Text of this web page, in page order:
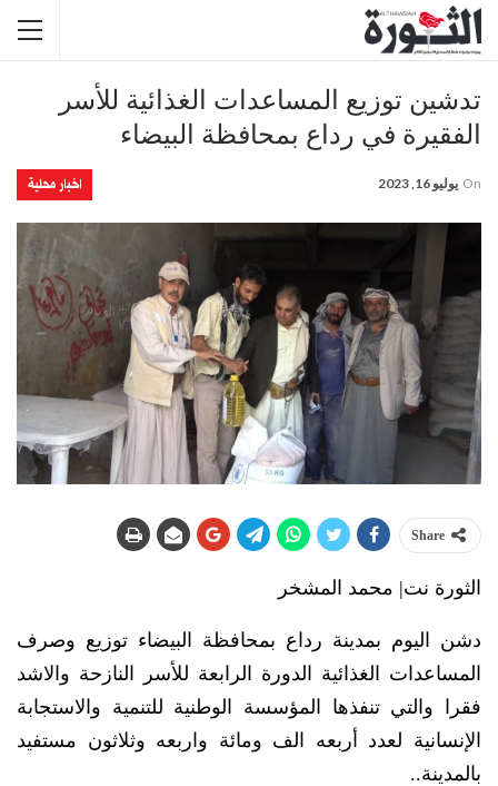
تدشين توزيع المساعدات الغذائية للأسر
الفقيرة في رداع بمحافظة البيضاء
اخبار محلية On يوليو 16, 2023
Share
الثورة نت| محمد المشخر
دشن اليوم بمدينة رداع بمحافظة البيضاء توزيع وصرف
المساعدات الغذائية الدورة الرابعة للأسر النازحة والاشد
فقرا والتي تنفذها المؤسسة الوطنية للتنمية والاستجابة
الإنسانية لعدد أربعه الف ومائة واربعه وثلاثون مستفيد
بالمدينة..